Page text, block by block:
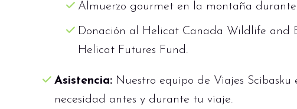
Almuerzo gourmet en la montaña
Donación al Helicat Canada Wildlife and
Helicat Futures Fund.
Asistencia: Nuestro equipo de Viajes
necesidad antes y durante tu viaje.